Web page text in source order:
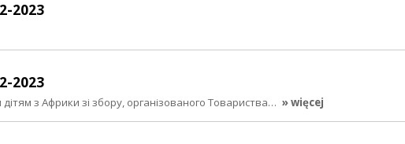
2023
2023
з Африки зі збору, організованого Товариства… » więcej